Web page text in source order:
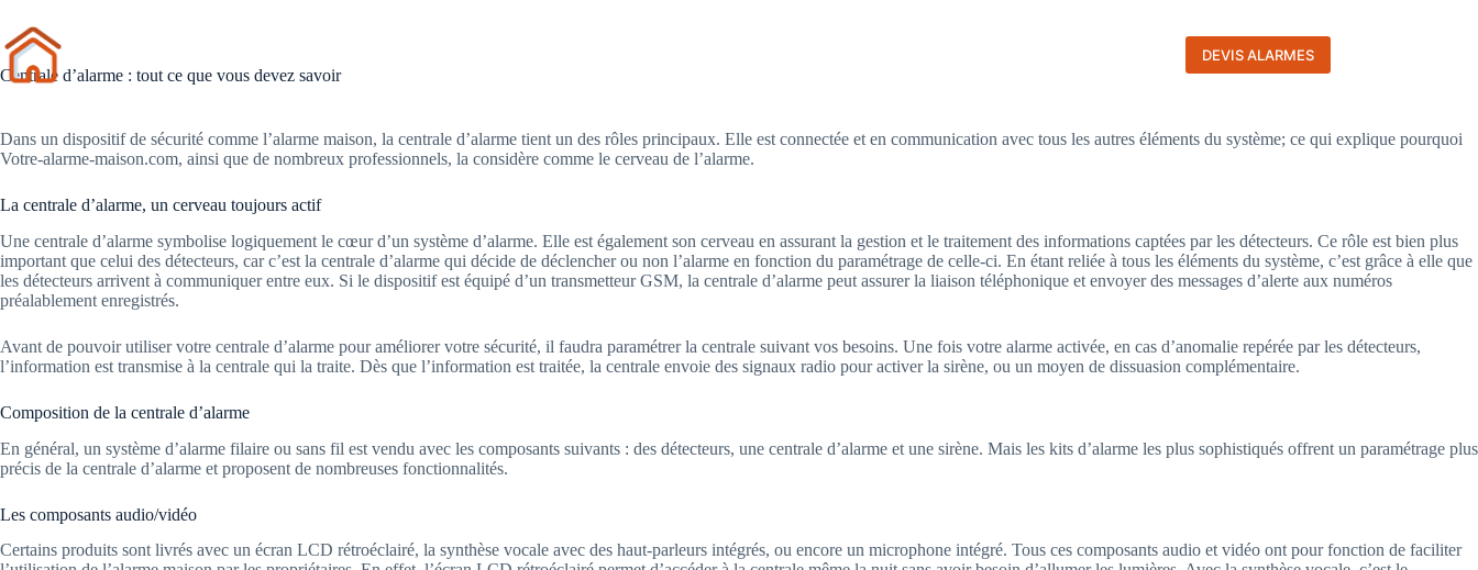
contenu
DEVIS ALARMES
Centrale d’alarme : tout ce que vous devez savoir
Dans un dispositif de sécurité comme l’alarme maison, la centrale d’alarme tient un des rôles principaux. Elle est connectée et en communication avec tous les autres éléments du système; ce qui explique pourquoi
Votre-alarme-maison.com, ainsi que de nombreux professionnels, la considère comme le cerveau de l’alarme.
La centrale d’alarme, un cerveau toujours actif
Une centrale d’alarme symbolise logiquement le cœur d’un système d’alarme. Elle est également son cerveau en assurant la gestion et le traitement des informations captées par les détecteurs. Ce rôle est bien plus
important que celui des détecteurs, car c’est la centrale d’alarme qui décide de déclencher ou non l’alarme en fonction du paramétrage de celle-ci. En étant reliée à tous les éléments du système, c’est grâce à elle que
les détecteurs arrivent à communiquer entre eux. Si le dispositif est équipé d’un transmetteur GSM, la centrale d’alarme peut assurer la liaison téléphonique et envoyer des messages d’alerte aux numéros
préalablement enregistrés.
Avant de pouvoir utiliser votre centrale d’alarme pour améliorer votre sécurité, il faudra paramétrer la centrale suivant vos besoins. Une fois votre alarme activée, en cas d’anomalie repérée par les détecteurs,
l’information est transmise à la centrale qui la traite. Dès que l’information est traitée, la centrale envoie des signaux radio pour activer la sirène, ou un moyen de dissuasion complémentaire.
Composition de la centrale d’alarme
En général, un système d’alarme filaire ou sans fil est vendu avec les composants suivants : des détecteurs, une centrale d’alarme et une sirène. Mais les kits d’alarme les plus sophistiqués offrent un paramétrage plus
précis de la centrale d’alarme et proposent de nombreuses fonctionnalités.
Les composants audio/vidéo
Certains produits sont livrés avec un écran LCD rétroéclairé, la synthèse vocale avec des haut-parleurs intégrés, ou encore un microphone intégré. Tous ces composants audio et vidéo ont pour fonction de faciliter